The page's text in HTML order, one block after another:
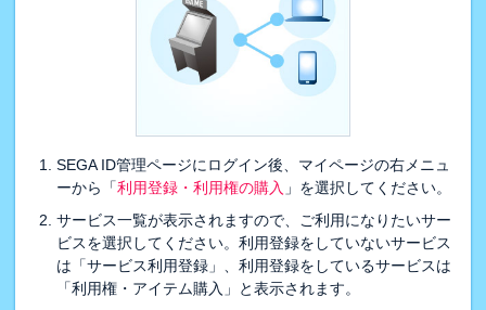
SEGA ID管理ページにログイン後、マイページの右メニュ
ーから「利用登録・利用権の購入 」を選択してください。
サービス一覧が表示されますので、ご利用になりたいサー
ビスを選択してください。利用登録をしていないサービス
は「サービス利用登録」、利用登録をしているサービスは
「利用権・アイテム購入」と表示されます。